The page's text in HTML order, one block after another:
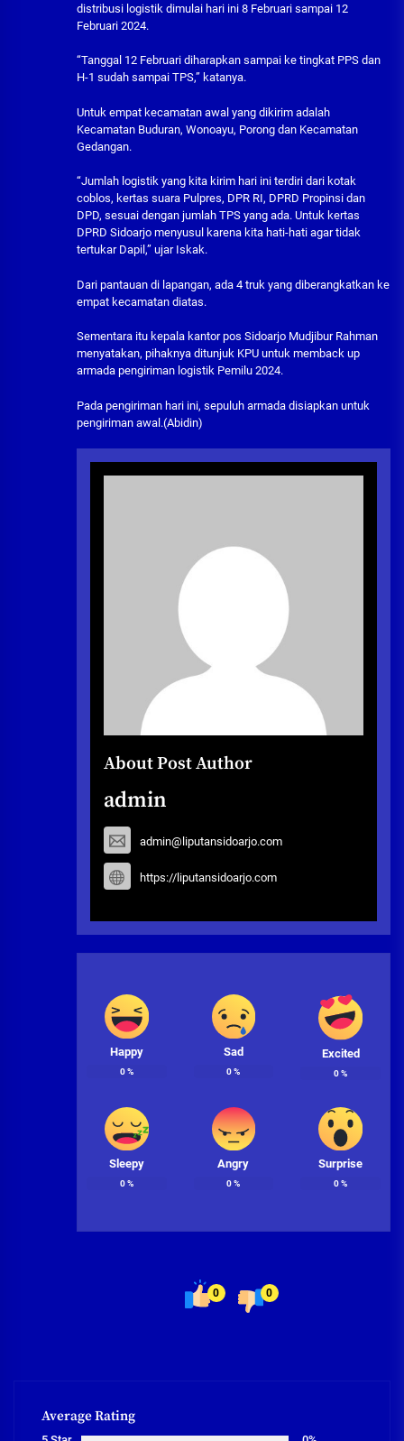
distribusi logistik dimulai hari ini 8 Februari sampai 12
Februari 2024.
“Tanggal 12 Februari diharapkan sampai ke tingkat PPS dan
H-1 sudah sampai TPS,” katanya.
Untuk empat kecamatan awal yang dikirim adalah
Kecamatan Buduran, Wonoayu, Porong dan Kecamatan
Gedangan.
“Jumlah logistik yang kita kirim hari ini terdiri dari kotak
coblos, kertas suara Pulpres, DPR RI, DPRD Propinsi dan
DPD, sesuai dengan jumlah TPS yang ada. Untuk kertas
DPRD Sidoarjo menyusul karena kita hati-hati agar tidak
tertukar Dapil,” ujar Iskak.
Dari pantauan di lapangan, ada 4 truk yang diberangkatkan ke
empat kecamatan diatas.
Sementara itu kepala kantor pos Sidoarjo Mudjibur Rahman
menyatakan, pihaknya ditunjuk KPU untuk memback up
armada pengiriman logistik Pemilu 2024.
Pada pengiriman hari ini, sepuluh armada disiapkan untuk
pengiriman awal.(Abidin)
About Post Author
admin
admin@liputansidoarjo.com
https://liputansidoarjo.com
Happy
0%
Sad
0%
Excited
0%
Sleepy
0%
Angry
0%
Surprise
0%
0 0
Average Rating